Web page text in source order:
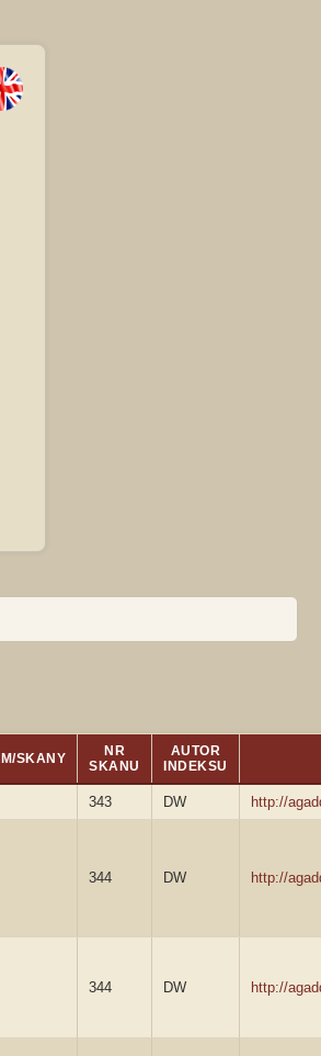
SKANY
NR
SKANU
AUTOR
INDEKSU
343 DW http://
344 DW http://
344 DW http://